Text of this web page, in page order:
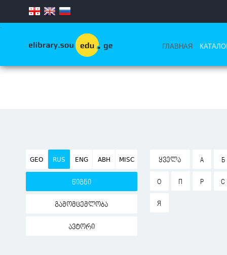
.
ГЛАВНАЯ
GEO RUS ENG ABH MISC
წიგნი
გამომცემლობა
ავტორი
ᲧᲕᲔᲚᲐ А Б
О П Р С
Я